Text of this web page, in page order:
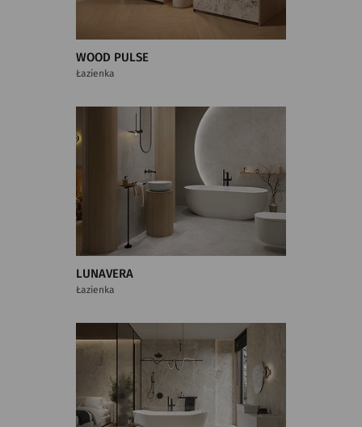
WOOD PULSE
Łazienka
LUNAVERA
Łazienka